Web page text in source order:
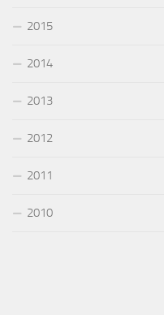
2015
2014
2013
2012
2011
2010